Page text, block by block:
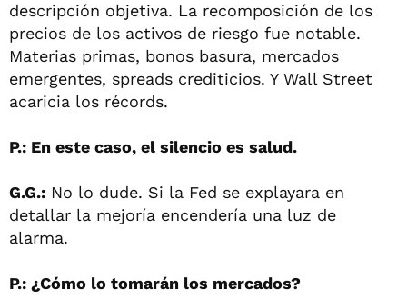
descripción objetiva. La recomposición de los
precios de los activos de riesgo fue notable.
Materias primas, bonos basura, mercados
emergentes, spreads crediticios. Y Wall Street
acaricia los récords.
P.: En este caso, el silencio es salud.
G.G.: No lo dude. Si la Fed se explayara en
detallar la mejoría encendería una luz de
alarma.
P.: ¿Cómo lo tomarán los mercados?